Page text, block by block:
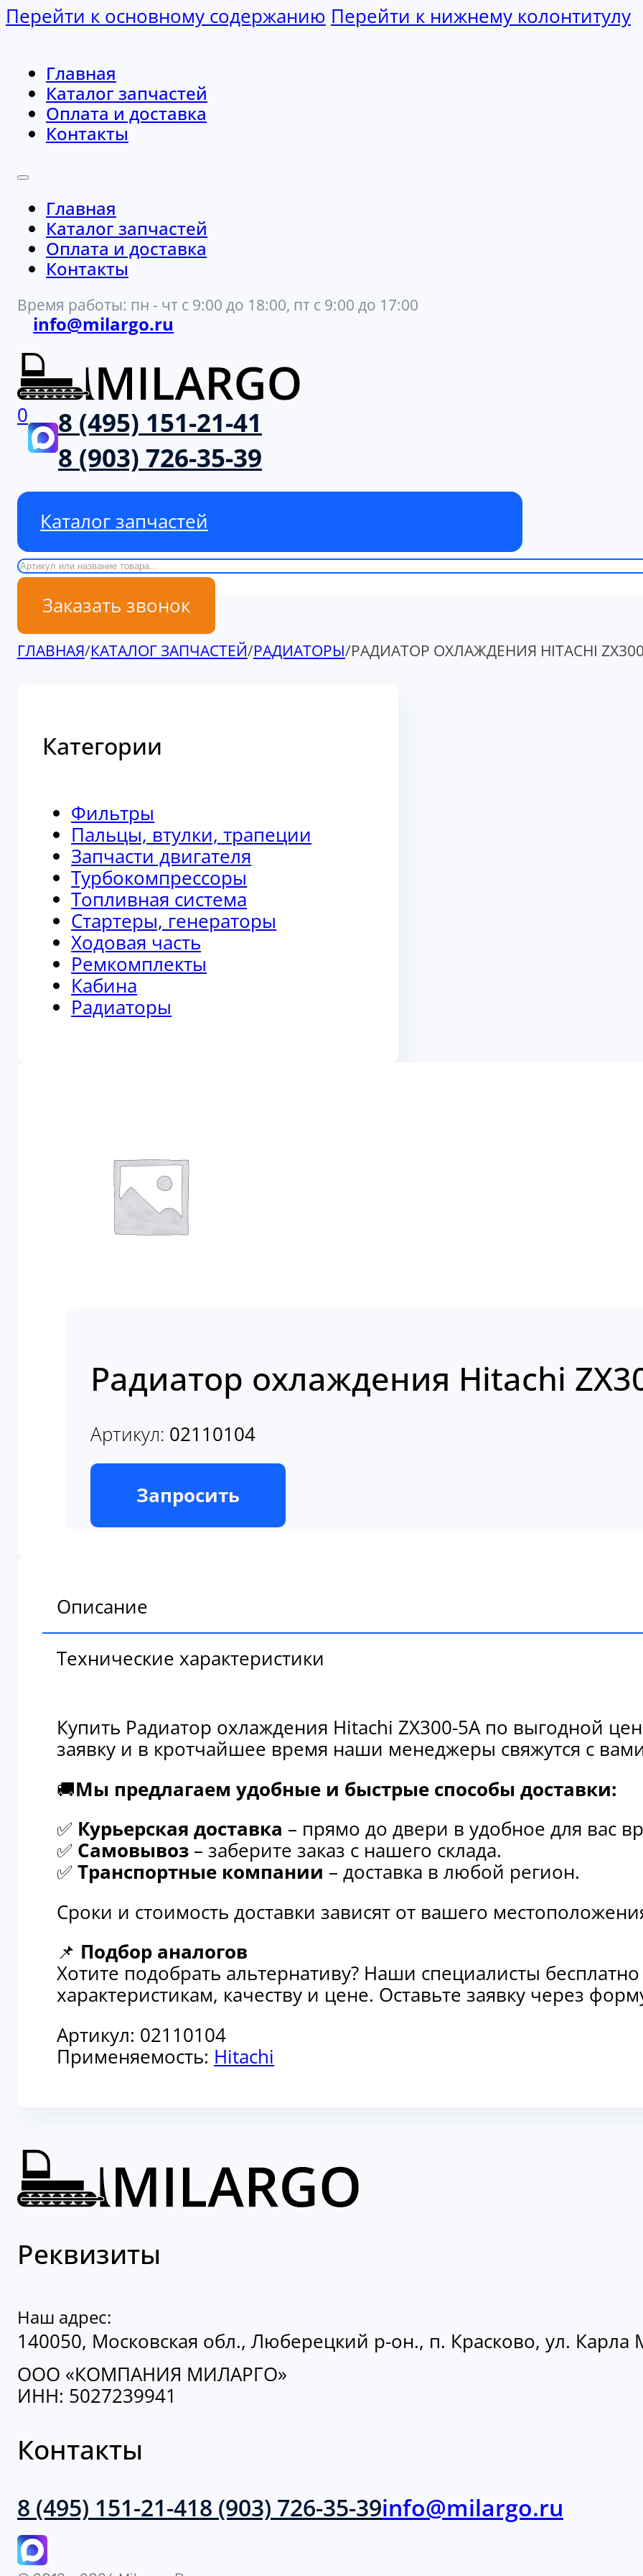
Перейти к основному содержанию Перейти к нижнему колонтитулу
Главная
Каталог запчастей
Оплата и доставка
Контакты
Главная
Каталог запчастей
Оплата и доставка
Контакты
Время работы: пн - чт с 9:00 до 18:00, пт с 9:00 до 17:00
info@milargo.ru
0
8 (495) 151-21-41
8 (903) 726-35-39
Каталог запчастей
Поиск
Заказать звонок
ГЛАВНАЯ/КАТАЛОГ ЗАПЧАСТЕЙ/РАДИАТОРЫ/РАДИАТОР ОХЛАЖДЕНИЯ HITACHI
Категории
Фильтры
Пальцы, втулки, трапеции
Запчасти двигателя
Турбокомпрессоры
Топливная система
Стартеры, генераторы
Ходовая часть
Ремкомплекты
Кабина
Радиаторы
Радиатор охлаждения Hitachi
Артикул: 02110104
В наличии
Запросить
Описание
Технические характеристики
Купить Радиатор охлаждения Hitachi ZX300-5A по выгодной
заявку и в кротчайшее время наши менеджеры свяжутся с
🚚Мы предлагаем удобные и быстрые способы доставки:
✅ Курьерская доставка – прямо до двери в удобное для вас
✅ Самовывоз – заберите заказ с нашего склада.
✅ Транспортные компании – доставка в любой регион.
Сроки и стоимость доставки зависят от вашего
📌 Подбор аналогов
Хотите подобрать альтернативу? Наши специалисты
характеристикам, качеству и цене. Оставьте заявку через
Артикул: 02110104
Применяемость: Hitachi
Реквизиты
Наш адрес:
140050, Московская обл., Люберецкий р-он., п. Красково, ул. Карла
ООО «КОМПАНИЯ МИЛАРГО»
ИНН: 5027239941
Контакты
8 (495) 151-21-418 (903) 726-35-39info@milargo.ru